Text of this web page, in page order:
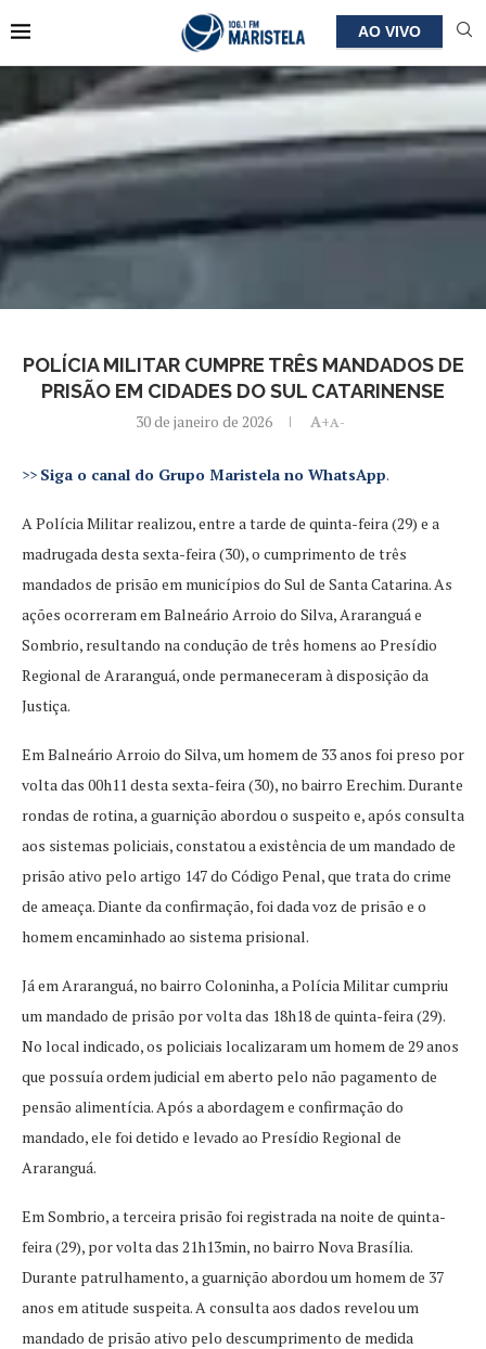
AO VIVO
POLÍCIA MILITAR CUMPRE TRÊS MANDADOS DE
PRISÃO EM CIDADES DO SUL CATARINENSE
30 de janeiro de 2026 A+A-
>> Siga o canal do Grupo Maristela no WhatsApp.
A Polícia Militar realizou, entre a tarde de quinta-feira (29) e a
madrugada desta sexta-feira (30), o cumprimento de três
mandados de prisão em municípios do Sul de Santa Catarina. As
ações ocorreram em Balneário Arroio do Silva, Araranguá e
Sombrio, resultando na condução de três homens ao Presídio
Regional de Araranguá, onde permaneceram à disposição da
Justiça.
Em Balneário Arroio do Silva, um homem de 33 anos foi preso por
volta das 00h11 desta sexta-feira (30), no bairro Erechim. Durante
rondas de rotina, a guarnição abordou o suspeito e, após consulta
aos sistemas policiais, constatou a existência de um mandado de
prisão ativo pelo artigo 147 do Código Penal, que trata do crime
de ameaça. Diante da confirmação, foi dada voz de prisão e o
homem encaminhado ao sistema prisional.
Já em Araranguá, no bairro Coloninha, a Polícia Militar cumpriu
um mandado de prisão por volta das 18h18 de quinta-feira (29).
No local indicado, os policiais localizaram um homem de 29 anos
que possuía ordem judicial em aberto pelo não pagamento de
pensão alimentícia. Após a abordagem e confirmação do
mandado, ele foi detido e levado ao Presídio Regional de
Araranguá.
Em Sombrio, a terceira prisão foi registrada na noite de quinta-
feira (29), por volta das 21h13min, no bairro Nova Brasília.
Durante patrulhamento, a guarnição abordou um homem de 37
anos em atitude suspeita. A consulta aos dados revelou um
mandado de prisão ativo pelo descumprimento de medida